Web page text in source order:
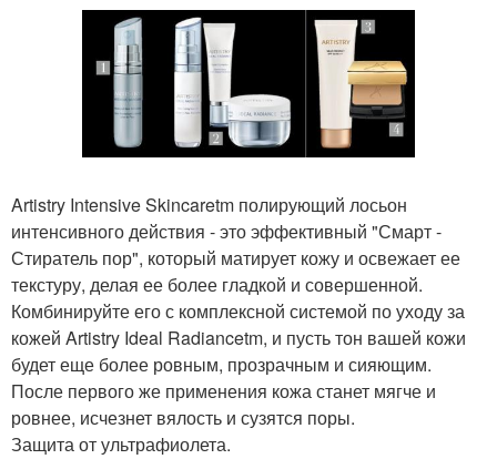
Artistry Intensive Skincaretm полирующий лосьон
интенсивного действия - это эффективный "Смарт -
Стиратель пор", который матирует кожу и освежает ее
текстуру, делая ее более гладкой и совершенной.
Комбинируйте его с комплексной системой по уходу за
кожей Artistry Ideal Radiancetm, и пусть тон вашей кожи
будет еще более ровным, прозрачным и сияющим.
После первого же применения кожа станет мягче и
ровнее, исчезнет вялость и сузятся поры.
Защита от ультрафиолета.